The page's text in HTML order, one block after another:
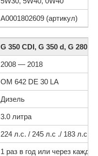
A0001802609 (артикул)
G 350 CDI, G 350 d, G 280
2008 — 2018
OM 642 DE 30 LA
Дизель
3.0 литра
224 л.с. / 245 л.с ./ 183 л.с. /
1 раз в год или через